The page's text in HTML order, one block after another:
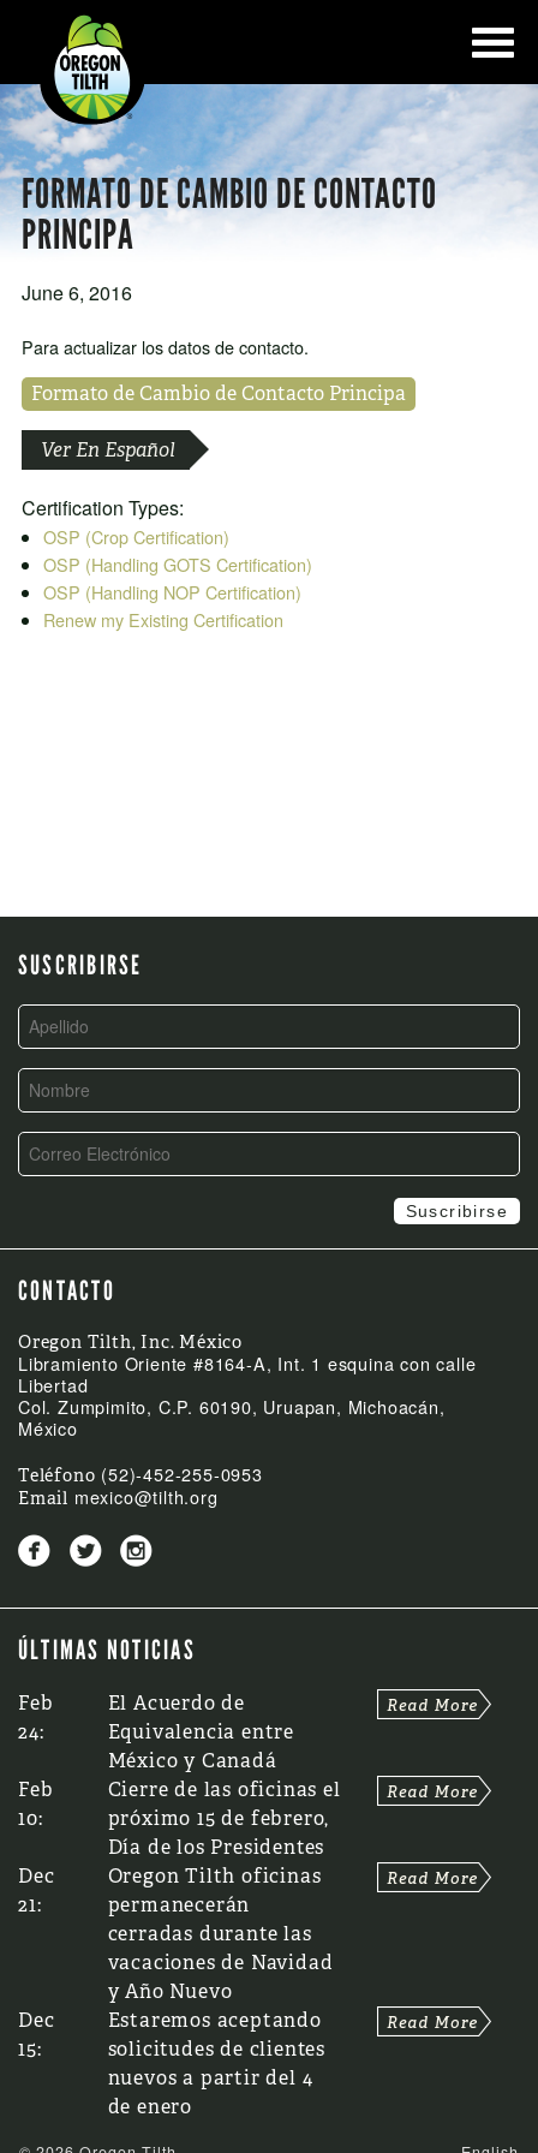
FORMATO DE CAMBIO DE CONTACTO
PRINCIPA
June 6, 2016
Para actualizar los datos de contacto.
Formato de Cambio de Contacto Principa
Ver En Español
Certification Types:
OSP (Crop Certification)
OSP (Handling GOTS Certification)
OSP (Handling NOP Certification)
Renew my Existing Certification
SUSCRIBIRSE
CONTACTO
Oregon Tilth, Inc. México
Libramiento Oriente #8164-A, Int. 1 esquina con calle
Libertad
Col. Zumpimito, C.P. 60190, Uruapan, Michoacán,
México
Teléfono (52)-452-255-0953
Email mexico@tilth.org
  
ÚLTIMAS NOTICIAS
Feb
24:
El Acuerdo de
Equivalencia entre
México y Canadá
Feb
10:
Cierre de las oficinas el
próximo 15 de febrero,
Día de los Presidentes
Dec
21:
Oregon Tilth oficinas
permanecerán
cerradas durante las
vacaciones de Navidad
y Año Nuevo
Dec
15:
Estaremos aceptando
solicitudes de clientes
nuevos a partir del 4
de enero